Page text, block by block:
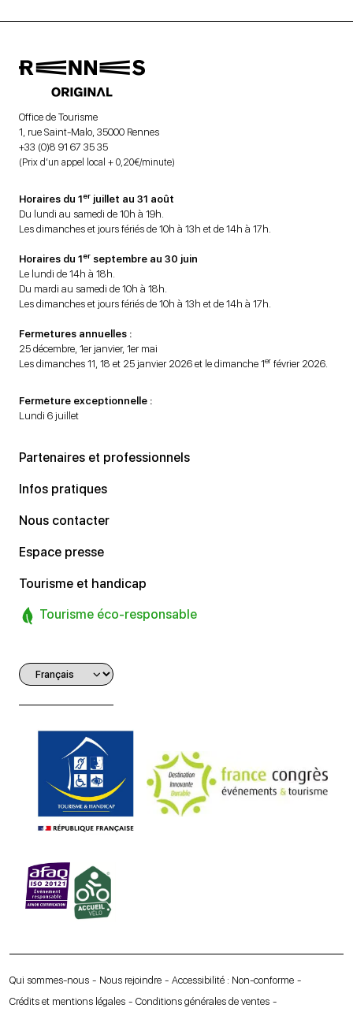
Office de Tourisme
1, rue Saint-Malo, 35000 Rennes
+33 (0)8 91 67 35 35
(Prix d’un appel local + 0,20€/minute)
Horaires du 1er juillet au 31 août
Du lundi au samedi de 10h à 19h.
Les dimanches et jours fériés de 10h à 13h et de 14h à 17h.
Horaires du 1er septembre au 30 juin
Le lundi de 14h à 18h.
Du mardi au samedi de 10h à 18h.
Les dimanches et jours fériés de 10h à 13h et de 14h à 17h.
Fermetures annuelles :
25 décembre, 1er janvier, 1er mai
Les dimanches 11, 18 et 25 janvier 2026 et le dimanche 1er février 2026.
Fermeture exceptionnelle :
Lundi 6 juillet
Partenaires et professionnels
Infos pratiques
Nous contacter
Espace presse
Tourisme et handicap
Tourisme éco-responsable
Qui sommes-nous Nous rejoindre
Accessibilité : Non-conforme
Crédits et mentions légales
Conditions générales de ventes